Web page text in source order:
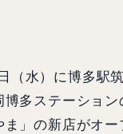
（水）に博多駅
博多ステーショ
」の新店がオー